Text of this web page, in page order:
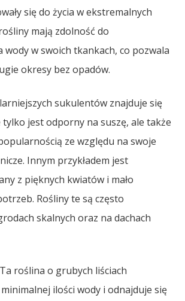
się do życia w ekstremalnych
mają zdolność do
wody w swoich tkankach, co pozwala
okresy bez opadów.
sukulentów znajduje się
jest odporny na suszę, ale także
ze względu na swoje
Innym przykładem jest
z pięknych kwiatów i mało
Rośliny te są często
skalnych oraz na dachach
roślina o grubych liściach
ilości wody i odnajduje się